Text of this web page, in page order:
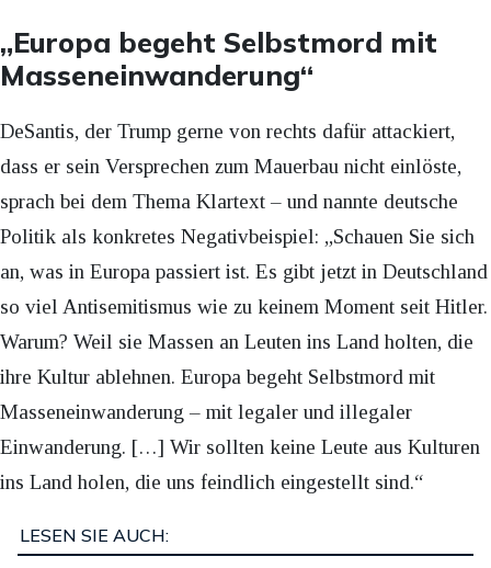
„Europa begeht Selbstmord mit
Masseneinwanderung“
DeSantis, der Trump gerne von rechts dafür attackiert,
dass er sein Versprechen zum Mauerbau nicht einlöste,
sprach bei dem Thema Klartext – und nannte deutsche
Politik als konkretes Negativbeispiel: „Schauen Sie sich
an, was in Europa passiert ist. Es gibt jetzt in Deutschland
so viel Antisemitismus wie zu keinem Moment seit Hitler.
Warum? Weil sie Massen an Leuten ins Land holten, die
ihre Kultur ablehnen. Europa begeht Selbstmord mit
Masseneinwanderung – mit legaler und illegaler
Einwanderung. […] Wir sollten keine Leute aus Kulturen
ins Land holen, die uns feindlich eingestellt sind.“
LESEN SIE AUCH: